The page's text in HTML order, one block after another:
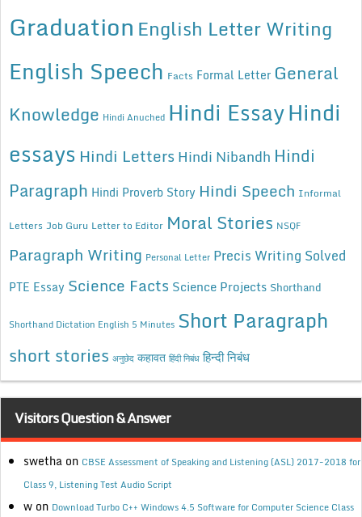
Graduation English Letter Writing
English Speech Facts Formal Letter General
Knowledge Hindi Anuched Hindi EssayHindi
essays Hindi Letters Hindi Nibandh Hindi
Paragraph Hindi Proverb Story Hindi Speech Informal
Letters Job Guru Letter to Editor Moral Stories NSQF
Paragraph Writing Personal Letter Precis Writing Solved
PTE Essay Science Facts Science Projects Shorthand
Shorthand Dictation English 5 Minutes Short Paragraph
short stories अनुछेद कहावत हिंदी निबंध हिन्दी निबंध
Visitors Question & Answer
swetha on CBSE Assessment of Speaking and Listening (ASL) 2017-2018 for
Class 9, Listening Test Audio Script
w on Download Turbo C++ Windows 4.5 Software for Computer Science Class